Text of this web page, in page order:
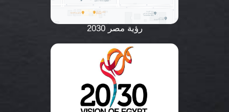
رؤية مصر 2030